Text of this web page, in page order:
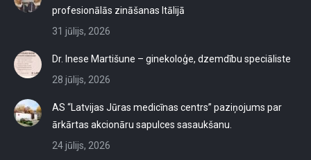
profesionālās zināšanas Itālijā
31 jūlijs, 2026
Dr. Inese Martišune – ginekoloģe, dzemdību speciāliste
28 jūlijs, 2026
AS “Latvijas Jūras medicīnas centrs” paziņojums par
ārkārtas akcionāru sapulces sasaukšanu.
24 jūlijs, 2026